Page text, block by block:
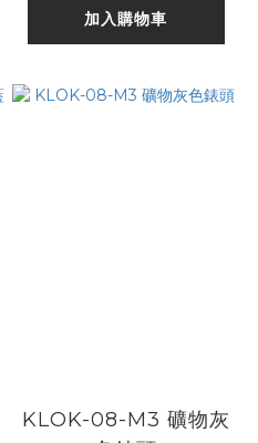
加入購物車
KLOK-08-M3 礦物灰